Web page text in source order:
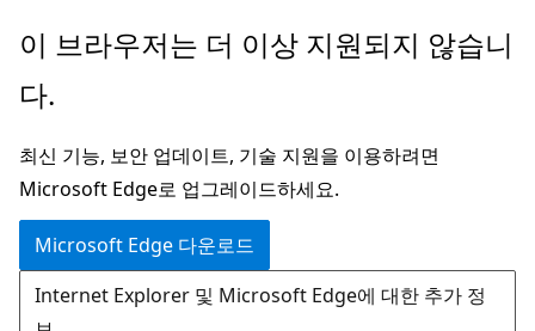
주
콘
츠
로
건
너
뛰
이 브라우저는 더 이상 지원되지 않습니
다.
최신 기능, 보안 업데이트, 기술 지원을 이용하려면
Microsoft Edge로 업그레이드하세요.
Microsoft Edge 다운로드
Internet Explorer 및 Microsoft Edge에 대한 추가 정